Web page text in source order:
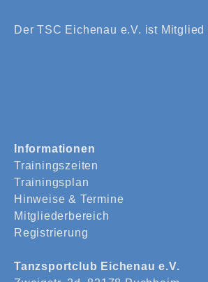
Der TSC Eichenau e.V. ist Mitglied
Informationen
Trainingszeiten
Trainingsplan
Hinweise & Termine
Mitgliederbereich
Registrierung
Tanzsportclub Eichenau e.V.